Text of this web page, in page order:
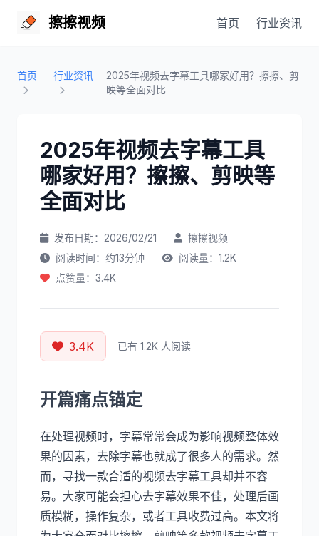
擦擦视频 首页 行业资讯
首页 行业资讯
2025年视频去字幕工具哪家好用？擦擦、剪
映等全面对比
2025年视频去字幕工具
哪家好用？擦擦、剪映等
全面对比
发布日期：2026/02/21
擦擦视频
阅读时间：约13分钟
阅读量：1.2K
点赞量：3.4K
3.4K 已有 1.2K 人阅读
开篇痛点锚定
在处理视频时，字幕常常会成为影响视频整体效
果的因素，去除字幕也就成了很多人的需求。然
而，寻找一款合适的视频去字幕工具却并不容
易。大家可能会担心去字幕效果不佳，处理后画
质模糊，操作复杂，或者工具收费过高。本文将